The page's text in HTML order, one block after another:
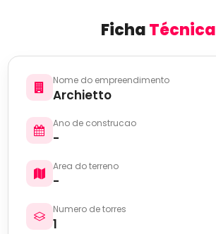
FichaTécnica
Nome do empreendimento
Archietto
Ano de construcao
-
Area do terreno
-
Numero de torres
1